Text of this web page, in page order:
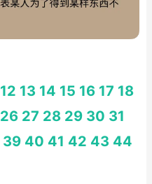
12 13 14 15 16 17 18
26 27 28 29 30 31
39 40 41 42 43 44